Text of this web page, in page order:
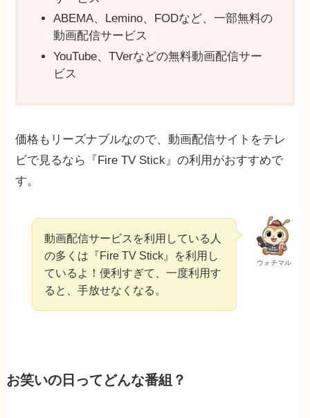
ABEMA、Lemino、FODなど、一部無料の
動画配信サービス
YouTube、TVerなどの無料動画配信サー
ビス
価格もリーズナブルなので、動画配信サイトをテレ
ビで見るなら『Fire TV Stick』の利用がおすすめで
す。
ウォチマル
動画配信サービスを利用している人
の多くは『Fire TV Stick』を利用し
ているよ！便利すぎて、一度利用す
ると、手放せなくなる。
お笑いの日ってどんな番組？